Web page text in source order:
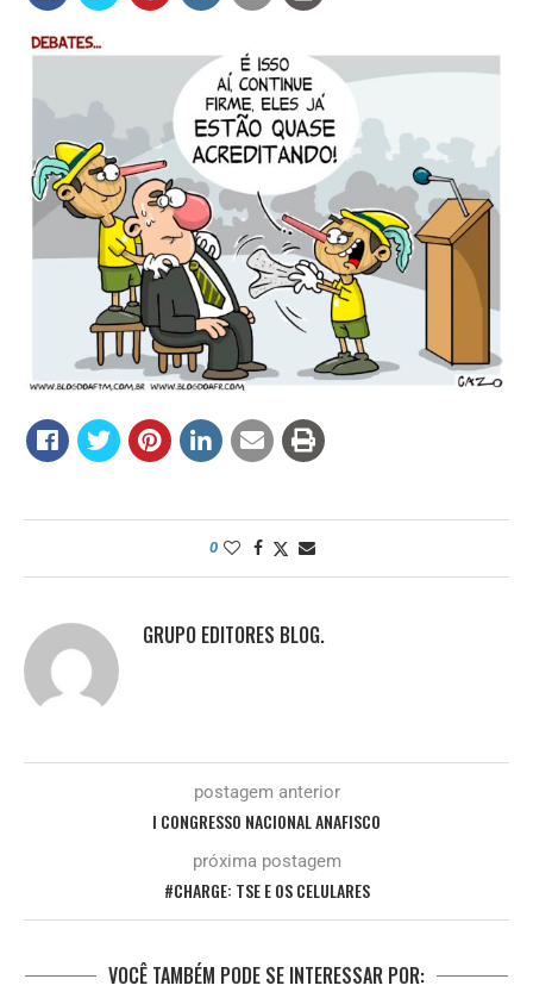
0
GRUPO EDITORES BLOG.
postagem anterior
I CONGRESSO NACIONAL ANAFISCO
próxima postagem
#CHARGE: TSE E OS CELULARES
VOCÊ TAMBÉM PODE SE INTERESSAR POR: